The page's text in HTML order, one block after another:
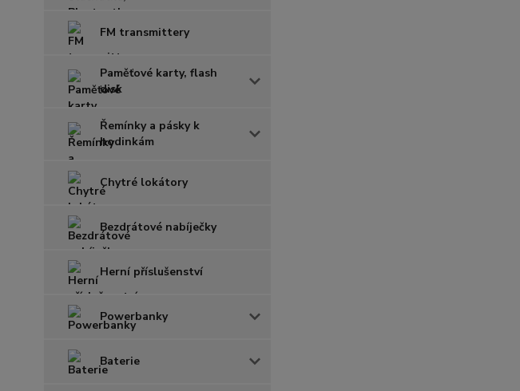
FM transmittery
Paměťové karty, flash
disk
Řemínky a pásky k
hodinkám
Chytré lokátory
Bezdrátové nabíječky
Herní příslušenství
Powerbanky
Baterie